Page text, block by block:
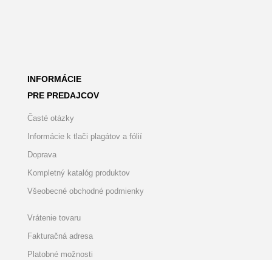
INFORMÁCIE
PRE PREDAJCOV
Časté otázky
Informácie k tlači plagátov a fólií
Doprava
Kompletný katalóg produktov
Všeobecné obchodné podmienky
Vrátenie tovaru
Fakturačná adresa
Platobné možnosti